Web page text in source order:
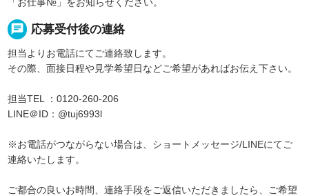
「お仕事№」をお知らせください。
chat 応募受付後の連絡
担当よりお電話にてご連絡致します。
その際、面接日程や見学希望日などご希望があればお伝え下さい。
担当TEL ：0120-260-206
LINE＠ID：@tuj6993l
※お電話がつながらない場合は、ショートメッセージ/LINEにてご
連絡いたします。
ご都合の良いお時間、連絡手段をご返信いただきましたら、ご希望